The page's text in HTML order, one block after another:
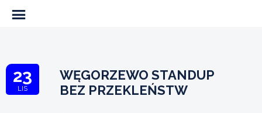
23
LIS
WĘGORZEWO STANDUP
BEZ PRZEKLEŃSTW